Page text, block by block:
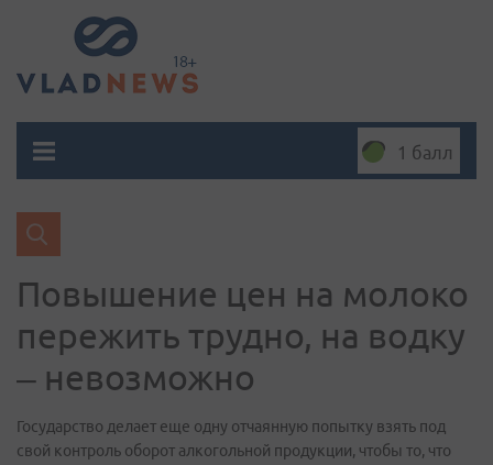
1 балл
Повышение цен на молоко
пережить трудно, на водку
– невозможно
Государство делает еще одну отчаянную попытку взять под
свой контроль оборот алкогольной продукции, чтобы то, что